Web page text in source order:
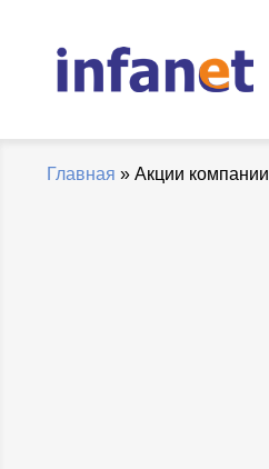
Главная » Акции компании